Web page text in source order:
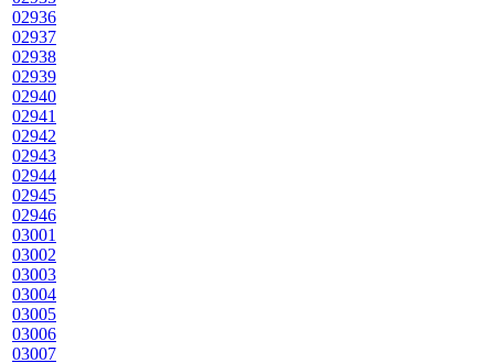
02936
02937
02938
02939
02940
02941
02942
02943
02944
02945
02946
03001
03002
03003
03004
03005
03006
03007